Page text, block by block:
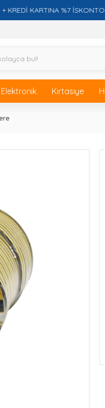
KARTINA %7 İSKONTO +
Elektronik Kırtasiye